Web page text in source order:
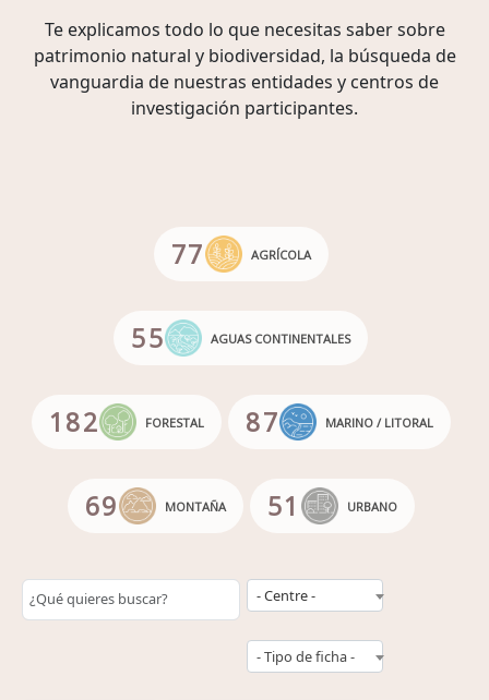
Te explicamos todo lo que necesitas saber sobre
patrimonio natural y biodiversidad, la búsqueda de
vanguardia de nuestras entidades y centros de
investigación participantes.
AGRÍCOLA
77
AGUAS CONTINENTALES
55
FORESTAL
182 MARINO / LITORAL
87
MONTAÑA
69 URBANO
51
Entitat
- Centre -
- Tipo de ficha -